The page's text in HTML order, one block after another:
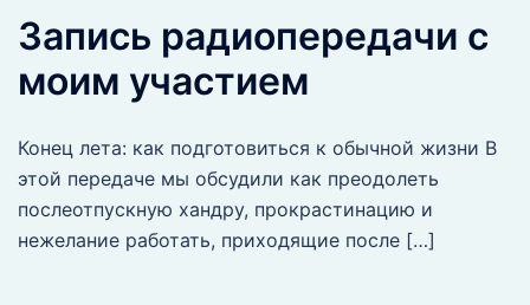
Запись радиопередачи с
моим участием
Конец лета: как подготовиться к обычной жизни В
этой передаче мы обсудили как преодолеть
послеотпускную хандру, прокрастинацию и
нежелание работать, приходящие после […]